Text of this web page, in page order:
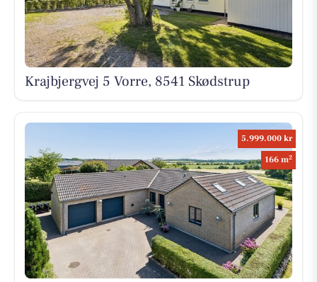
Krajbjergvej 5 Vorre, 8541 Skødstrup
5.999.000 kr
166 m2